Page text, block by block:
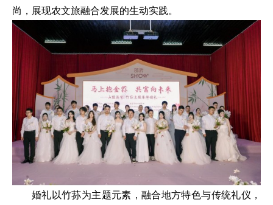
尚，展现农文旅融合发展的生动实践。
婚礼以竹荪为主题元素，融合地方特色与传统礼仪，